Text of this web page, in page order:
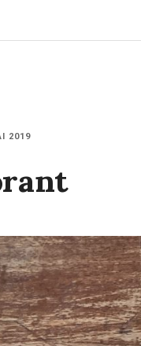
2019